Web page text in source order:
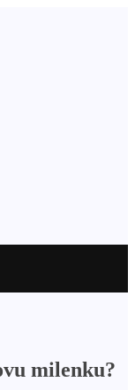
milenku?